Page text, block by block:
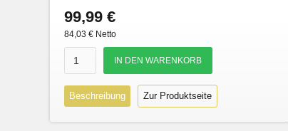
99,99 €
84,03 € Netto
Beschreibung Zur Produktseite